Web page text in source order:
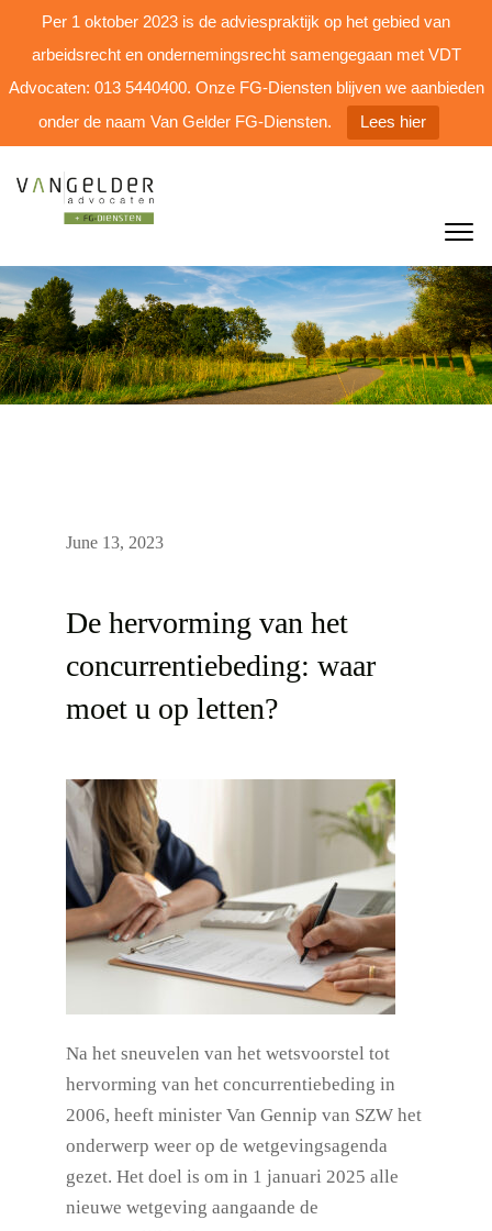
Per 1 oktober 2023 is de adviespraktijk op het gebied van
arbeidsrecht en ondernemingsrecht samengegaan met VDT
Advocaten: 013 5440400. Onze FG-Diensten blijven we aanbieden
onder de naam Van Gelder FG-Diensten.
Lees hier
June 13, 2023
De hervorming van het
concurrentiebeding: waar
moet u op letten?
Na het sneuvelen van het wetsvoorstel tot
hervorming van het concurrentiebeding in
2006, heeft minister Van Gennip van SZW het
onderwerp weer op de wetgevingsagenda
gezet. Het doel is om in 1 januari 2025 alle
nieuwe wetgeving aangaande de